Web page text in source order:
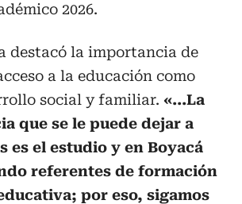
2026.
destacó la importancia de
a la educación como
social y familiar. «...La
que se le puede dejar a
es el estudio y en Boyacá
referentes de formación
por eso, sigamos